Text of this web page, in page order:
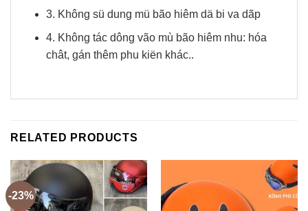
3. Không sü dung mü bão hiêm dä bi va dãp
4. Không tác dông vão mù bão hiêm nhu: hóa
chât, gán thêm phu kiën khác..
RELATED PRODUCTS
-23%